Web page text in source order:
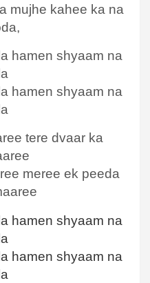
mujhe kahee ka na
hamen shyaam na
hamen shyaam na
tere dvaar ka
meree ek peeda
hamen shyaam na
hamen shyaam na